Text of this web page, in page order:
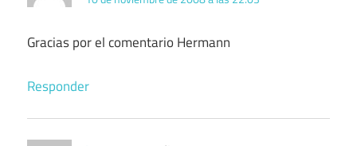
Gracias por el comentario Hermann
Responder